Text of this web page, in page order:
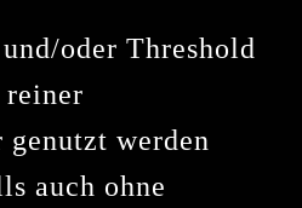
oder Threshold
genutzt werden
auch ohne